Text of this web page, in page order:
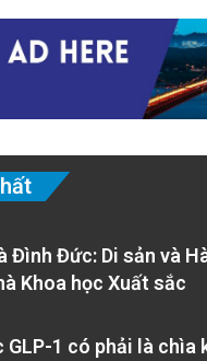
Đình Đức: Di sản và
Khoa học Xuất sắc
GLP-1 có phải là chìa